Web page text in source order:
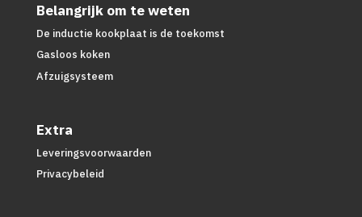
Belangrijk om te weten
De inductie kookplaat is de toekomst
Gasloos koken
Afzuigsysteem
Extra
Leveringsvoorwaarden
Privacybeleid